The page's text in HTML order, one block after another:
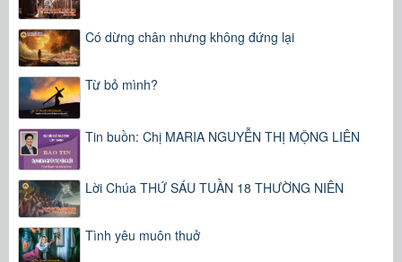
Có dừng chân nhưng không đứng lại
Từ bỏ mình?
Tin buồn: Chị MARIA NGUYỄN THỊ MỘNG LIÊN
Lời Chúa THỨ SÁU TUẦN 18 THƯỜNG NIÊN
Tình yêu muôn thuở